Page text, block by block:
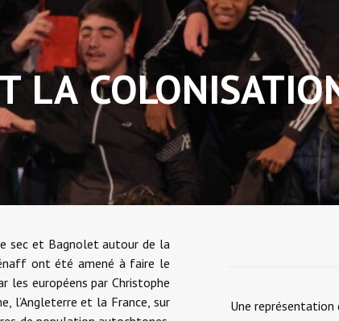
LA
sec et Bagnolet autour de la
ont été amené à faire le
les européens par Christophe
l’Angleterre et la France, sur
Une représentation